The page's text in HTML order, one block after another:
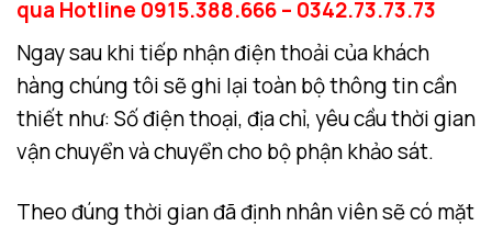
qua Hotline 0915.388.666 – 0342.73.73.73
Ngay sau khi tiếp nhận điện thoải của khách
hàng chúng tôi sẽ ghi lại toàn bộ thông tin cần
thiết như: Số điện thoại, địa chỉ, yêu cầu thời gian
vận chuyển và chuyển cho bộ phận khảo sát.
Theo đúng thời gian đã định nhân viên sẽ có mặt